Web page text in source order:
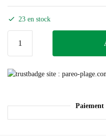
23 en stock
Paiement